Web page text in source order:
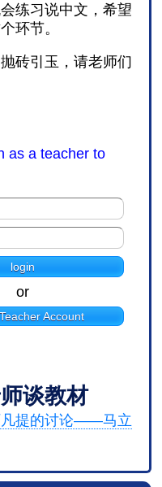
练习说中文，希望
环节。
砖引玉，请老师们
as a teacher to
or
Account
谈教材
凡提的讨论——马立